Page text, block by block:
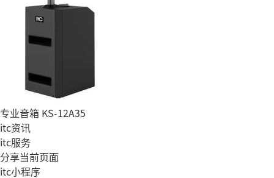
专业音箱 KS-12A35
itc资讯
itc服务
分享当前页面
itc小程序